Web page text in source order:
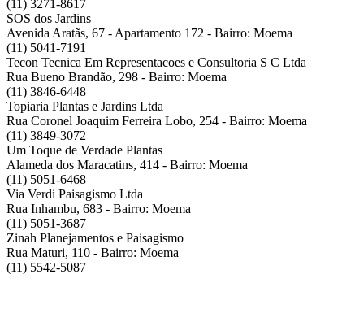
(11) 3271-8617
SOS dos Jardins
Avenida Aratãs, 67 - Apartamento 172 - Bairro: Moema
(11) 5041-7191
Tecon Tecnica Em Representacoes e Consultoria S C Ltda
Rua Bueno Brandão, 298 - Bairro: Moema
(11) 3846-6448
Topiaria Plantas e Jardins Ltda
Rua Coronel Joaquim Ferreira Lobo, 254 - Bairro: Moema
(11) 3849-3072
Um Toque de Verdade Plantas
Alameda dos Maracatins, 414 - Bairro: Moema
(11) 5051-6468
Via Verdi Paisagismo Ltda
Rua Inhambu, 683 - Bairro: Moema
(11) 5051-3687
Zinah Planejamentos e Paisagismo
Rua Maturi, 110 - Bairro: Moema
(11) 5542-5087